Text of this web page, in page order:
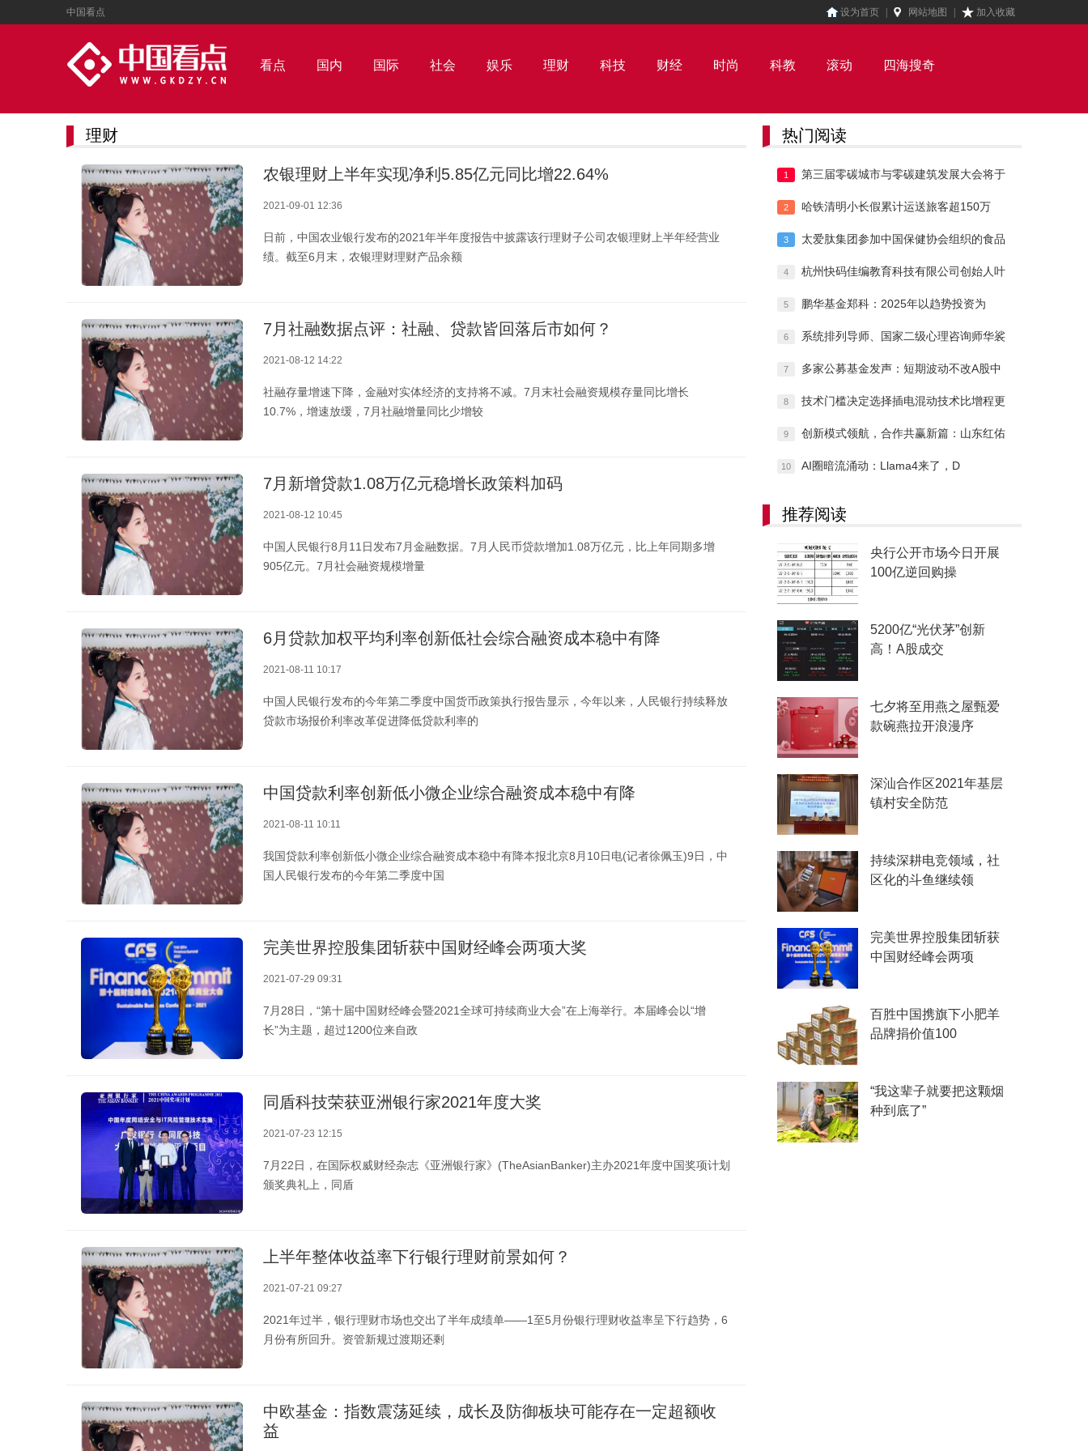
中国看点 设为首页 网站地图 加入收藏
看点 国内 国际 社会 娱乐 理财 科技 财经 时尚 科教 滚动 四海搜奇
理财
农银理财上半年实现净利5.85亿元同比增22.64%
2021-09-01 12:36
日前，中国农业银行发布的2021年半年度报告中披露该行理财子公司农银理财上半年经营业
绩。截至6月末，农银理财理财产品余额
7月社融数据点评：社融、贷款皆回落后市如何？
2021-08-12 14:22
社融存量增速下降，金融对实体经济的支持将不减。7月末社会融资规模存量同比增长
10.7%，增速放缓，7月社融增量同比少增较
7月新增贷款1.08万亿元稳增长政策料加码
2021-08-12 10:45
中国人民银行8月11日发布7月金融数据。7月人民币贷款增加1.08万亿元，比上年同期多增
905亿元。7月社会融资规模增量
6月贷款加权平均利率创新低社会综合融资成本稳中有降
2021-08-11 10:17
中国人民银行发布的今年第二季度中国货币政策执行报告显示，今年以来，人民银行持续释放
贷款市场报价利率改革促进降低贷款利率的
中国贷款利率创新低小微企业综合融资成本稳中有降
2021-08-11 10:11
我国贷款利率创新低小微企业综合融资成本稳中有降本报北京8月10日电(记者徐佩玉)9日，中
国人民银行发布的今年第二季度中国
完美世界控股集团斩获中国财经峰会两项大奖
2021-07-29 09:31
7月28日，“第十届中国财经峰会暨2021全球可持续商业大会”在上海举行。本届峰会以“增
长”为主题，超过1200位来自政
同盾科技荣获亚洲银行家2021年度大奖
2021-07-23 12:15
7月22日，在国际权威财经杂志《亚洲银行家》(TheAsianBanker)主办2021年度中国奖项计划
颁奖典礼上，同盾
上半年整体收益率下行银行理财前景如何？
2021-07-21 09:27
2021年过半，银行理财市场也交出了半年成绩单——1至5月份银行理财收益率呈下行趋势，6
月份有所回升。资管新规过渡期还剩
中欧基金：指数震荡延续，成长及防御板块可能存在一定超额收
益
热门阅读
1 第三届零碳城市与零碳建筑发展大会将于
2 哈铁清明小长假累计运送旅客超150万
3 太爱肽集团参加中国保健协会组织的食品
4 杭州快码佳编教育科技有限公司创始人叶
5 鹏华基金郑科：2025年以趋势投资为
6 系统排列导师、国家二级心理咨询师华裟
7 多家公募基金发声：短期波动不改A股中
8 技术门槛决定选择插电混动技术比增程更
9 创新模式领航，合作共赢新篇：山东红佑
10 AI圈暗流涌动：Llama4来了，D
推荐阅读
央行公开市场今日开展
100亿逆回购操
5200亿“光伏茅”创新
高！A股成交
七夕将至用燕之屋甄爱
款碗燕拉开浪漫序
深汕合作区2021年基层
镇村安全防范
持续深耕电竞领域，社
区化的斗鱼继续领
完美世界控股集团斩获
中国财经峰会两项
百胜中国携旗下小肥羊
品牌捐价值100
“我这辈子就要把这颗烟
种到底了”